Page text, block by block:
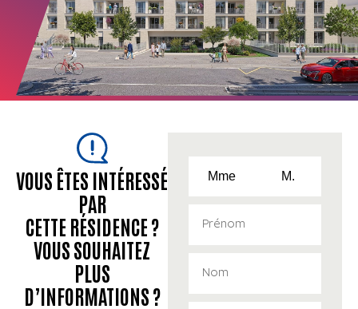
VOUS ÊTES INTÉRESSÉ
PAR
CETTE RÉSIDENCE ?
VOUS SOUHAITEZ
PLUS
D’INFORMATIONS ?
Mme M.